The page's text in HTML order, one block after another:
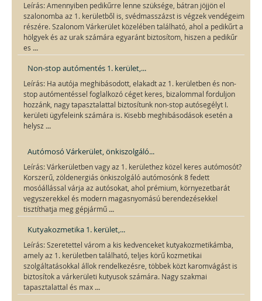
Leírás: Amennyiben pedikűrre lenne szüksége, bátran jöjjön el
szalonomba az 1. kerületből is, svédmasszázst is végzek vendégeim
részére. Szalonom Várkerület közelében található, ahol a pedikűrt a
hölgyek és az urak számára egyaránt biztosítom, hiszen a pedikűr
es ...
Non-stop autómentés 1. kerület,...
Leírás: Ha autója meghibásodott, elakadt az 1. kerületben és non-
stop autómentéssel foglalkozó céget keres, bizalommal forduljon
hozzánk, nagy tapasztalattal biztosítunk non-stop autósegélyt I.
kerületi ügyfeleink számára is. Kisebb meghibásodások esetén a
helysz ...
Autómosó Várkerület, önkiszolgáló...
Leírás: Várkerületben vagy az 1. kerülethez közel keres autómosót?
Korszerű, zöldenergiás önkiszolgáló autómosónk 8 fedett
mosóállással várja az autósokat, ahol prémium, környezetbarát
vegyszerekkel és modern magasnyomású berendezésekkel
tisztíthatja meg gépjármű ...
Kutyakozmetika 1. kerület,...
Leírás: Szeretettel várom a kis kedvenceket kutyakozmetikámba,
amely az 1. kerületben található, teljes körű kozmetikai
szolgáltatásokkal állok rendelkezésre, többek közt karomvágást is
biztosítok a várkerületi kutyusok számára. Nagy szakmai
tapasztalattal és max ...